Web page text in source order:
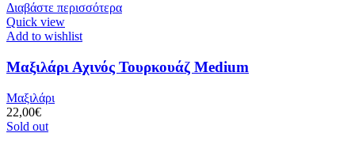
Διαβάστε περισσότερα
Quick view
Add to wishlist
Μαξιλάρι Αχινός Τουρκουάζ Medium
Μαξιλάρι
22,00€
Sold out